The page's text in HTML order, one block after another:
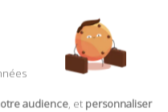
audience, et personnaliser